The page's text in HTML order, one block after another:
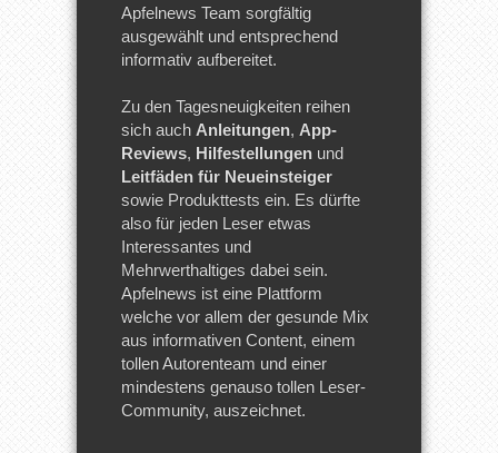
Apfelnews Team sorgfältig
ausgewählt und entsprechend
informativ aufbereitet.
Zu den Tagesneuigkeiten reihen
sich auch Anleitungen, App-
Reviews, Hilfestellungen und
Leitfäden für Neueinsteiger
sowie Produkttests ein. Es dürfte
also für jeden Leser etwas
Interessantes und
Mehrwerthaltiges dabei sein.
Apfelnews ist eine Plattform
welche vor allem der gesunde Mix
aus informativen Content, einem
tollen Autorenteam und einer
mindestens genauso tollen Leser-
Community, auszeichnet.